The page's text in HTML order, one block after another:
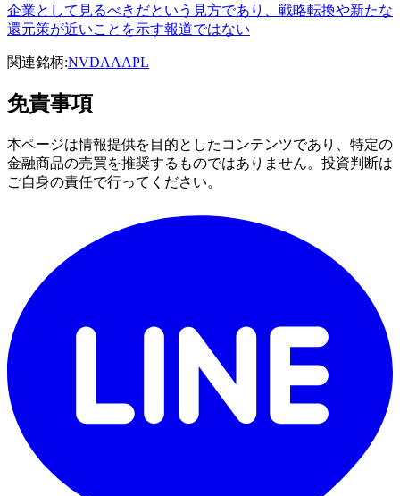
企業として見るべきだという見方であり、戦略転換や新たな
還元策が近いことを示す報道ではない
関連銘柄:NVDAAAPL
免責事項
本ページは情報提供を目的としたコンテンツであり、特定の
金融商品の売買を推奨するものではありません。投資判断は
ご自身の責任で行ってください。